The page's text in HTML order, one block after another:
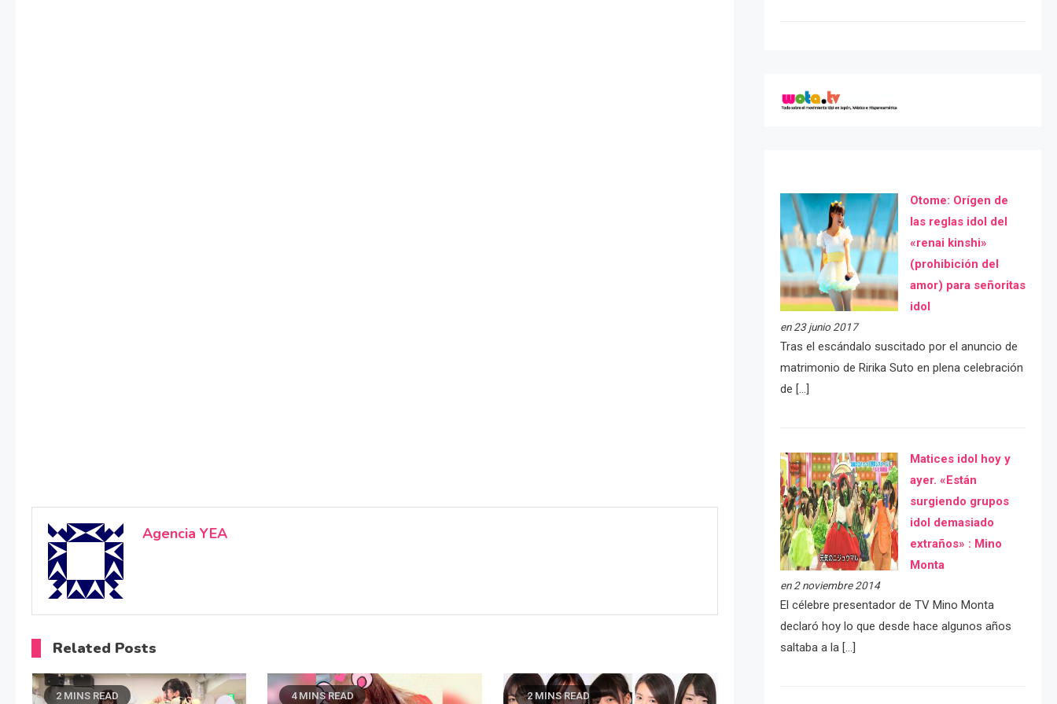
Agencia YEA
Related Posts
2 MINS READ 4 MINS READ 2 MINS READ
Otome: Orígen de
las reglas idol del
«renai kinshi»
(prohibición del
amor) para señoritas
idol
en 23 junio 2017
Tras el escándalo suscitado por el anuncio de
matrimonio de Ririka Suto en plena celebración
de […]
Matices idol hoy y
ayer. «Están
surgiendo grupos
idol demasiado
extraños» : Mino
Monta
en 2 noviembre 2014
El célebre presentador de TV Mino Monta
declaró hoy lo que desde hace algunos años
saltaba a la […]